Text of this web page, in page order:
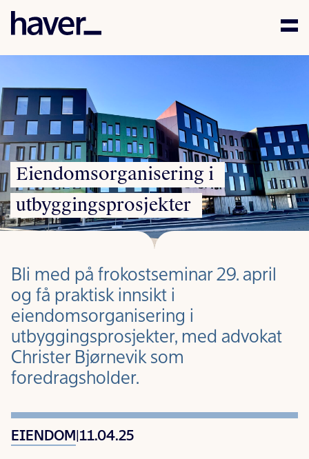
Kompetanse
Mennesker
Aktuelt
Karriere
Samfunnsansvar
Eiendomsorganisering i
utbyggingsprosjekter
Bli med på frokostseminar 29. april
og få praktisk innsikt i
eiendomsorganisering i
utbyggingsprosjekter, med advokat
Christer Bjørnevik som
foredragsholder.
EIENDOM 11.04.25